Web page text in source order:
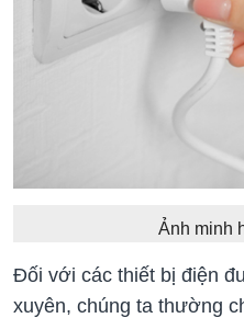
Ảnh minh
Đối với các thiết bị điện
xuyên, chúng ta thường